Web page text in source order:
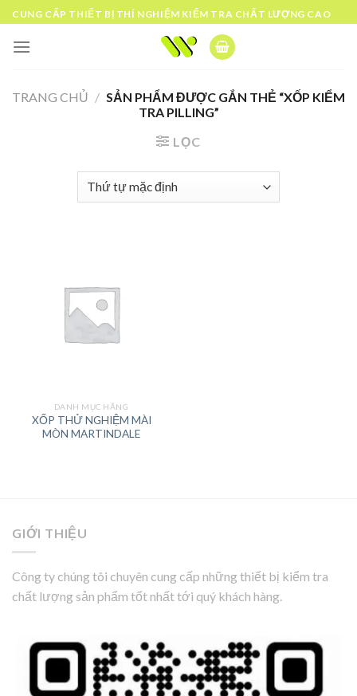
Skip
to
content
CUNG CẤP THIẾT BỊ THÍ NGHIỆM KIỂM TRA CHẤT LƯỢNG CAO
TRANG CHỦ / SẢN PHẨM ĐƯỢC GẮN THẺ “XỐP KIỂM
TRA PILLING”
LỌC
DANH MỤC HÃNG
XỐP THỬ NGHIỆM MÀI
MÒN MARTINDALE
GIỚI THIỆU
Công ty chúng tôi chuyên cung cấp những thiết bị kiểm tra
chất lượng sản phẩm tốt nhất tới quý khách hàng.